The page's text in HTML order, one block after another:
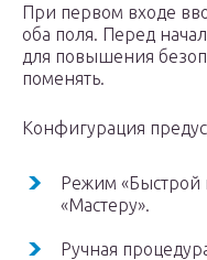
При первом входе
оба поля. Перед
для повышения
поменять.
Конфигурация
Режим «Быстрой
«Мастеру».
Ручная